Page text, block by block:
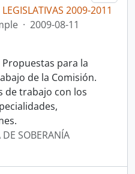
2009-2011
· 2009-08-11
Propuestas para la
de la Comisión.
de trabajo con los
SOBERANÍA